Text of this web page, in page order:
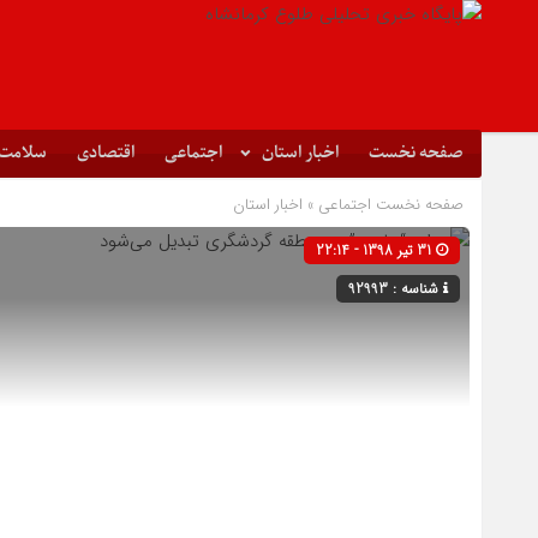
صفحه نخست اخبار استان اجتماعی اقتصادی
صفحه نخست اجتماعی » اخبار استان
شناسه : 92993